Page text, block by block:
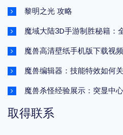
黎明之光 攻略
魔域大陆3D手游制胜秘籍：
魔兽高清壁纸手机版下载视
魔兽编辑器：技能特效如何
魔兽杀怪经验展示：突显中
取得联系